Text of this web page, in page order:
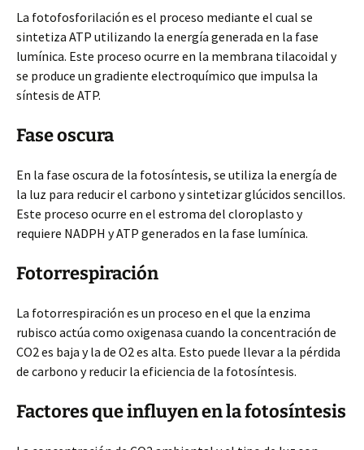
La fotofosforilación es el proceso mediante el cual se
sintetiza ATP utilizando la energía generada en la fase
lumínica. Este proceso ocurre en la membrana tilacoidal y
se produce un gradiente electroquímico que impulsa la
síntesis de ATP.
Fase oscura
En la fase oscura de la fotosíntesis, se utiliza la energía de
la luz para reducir el carbono y sintetizar glúcidos sencillos.
Este proceso ocurre en el estroma del cloroplasto y
requiere NADPH y ATP generados en la fase lumínica.
Fotorrespiración
La fotorrespiración es un proceso en el que la enzima
rubisco actúa como oxigenasa cuando la concentración de
CO2 es baja y la de O2 es alta. Esto puede llevar a la pérdida
de carbono y reducir la eficiencia de la fotosíntesis.
Factores que influyen en la fotosíntesis